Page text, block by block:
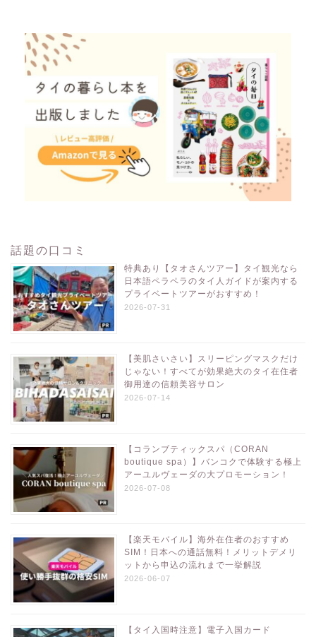
話題の口コミ
特典あり【タオさんツアー】タイ観光なら
日本語ペラペラのタイ人ガイドが案内する
プライベートツアーがおすすめ！
2026-07-31
【美肌さいさい】スリーピングマスクだけ
じゃない！すべてが効果絶大のタイ在住者
御用達の信頼美容サロン
2026-07-14
【コランブティックスパ（CORAN
boutique spa）】バンコクで体験する極上
アーユルヴェーダの大プロモーション！
2026-07-08
【楽天モバイル】海外在住者のおすすめ
SIM！日本への通話無料！メリットデメリ
ットから申込の流れまで一挙解説
2026-06-07
【タイ入国時注意】電子入国カード